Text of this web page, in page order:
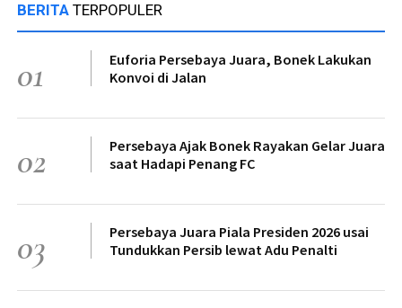
BERITA TERPOPULER
01
Euforia Persebaya Juara, Bonek Lakukan
Konvoi di Jalan
02
Persebaya Ajak Bonek Rayakan Gelar Juara
saat Hadapi Penang FC
03
Persebaya Juara Piala Presiden 2026 usai
Tundukkan Persib lewat Adu Penalti